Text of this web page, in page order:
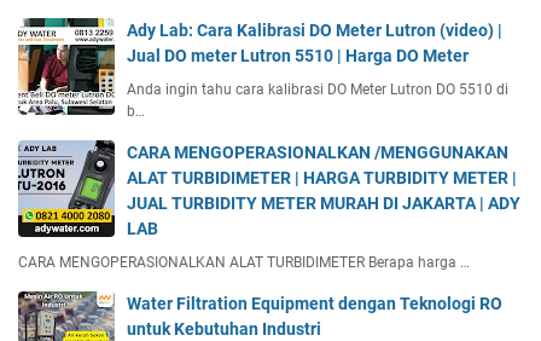
Ady Lab: Cara Kalibrasi DO Meter Lutron (video) |
Jual DO meter Lutron 5510 | Harga DO Meter
Anda ingin tahu cara kalibrasi DO Meter Lutron DO 5510 di
b…
CARA MENGOPERASIONALKAN /MENGGUNAKAN
ALAT TURBIDIMETER | HARGA TURBIDITY METER |
JUAL TURBIDITY METER MURAH DI JAKARTA | ADY
LAB
CARA MENGOPERASIONALKAN ALAT TURBIDIMETER Berapa harga …
Water Filtration Equipment dengan Teknologi RO
untuk Kebutuhan Industri